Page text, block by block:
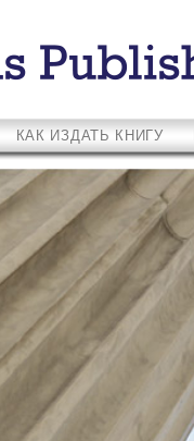
КАК ИЗДАТЬ КНИГУ